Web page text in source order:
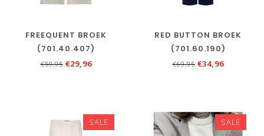
FREEQUENT BROEK
(701.40.407)
€59,95 €29,96
RED BUTTON BROEK
(701.60.190)
€69,95 €34,96
SALE SALE